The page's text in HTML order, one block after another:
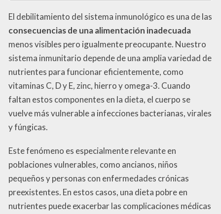
El debilitamiento del sistema inmunológico es una de las
consecuencias de una alimentación inadecuada
menos visibles pero igualmente preocupante. Nuestro
sistema inmunitario depende de una amplia variedad de
nutrientes para funcionar eficientemente, como
vitaminas C, D y E, zinc, hierro y omega-3. Cuando
faltan estos componentes en la dieta, el cuerpo se
vuelve más vulnerable a infecciones bacterianas, virales
y fúngicas.
Este fenómeno es especialmente relevante en
poblaciones vulnerables, como ancianos, niños
pequeños y personas con enfermedades crónicas
preexistentes. En estos casos, una dieta pobre en
nutrientes puede exacerbar las complicaciones médicas